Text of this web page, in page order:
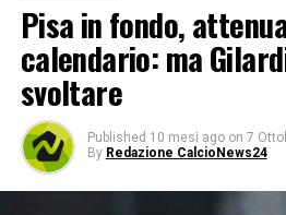
Pisa in fondo,
calendario: ma
svoltare
Published 10 mesi ago on 7
By Redazione CalcioNews24